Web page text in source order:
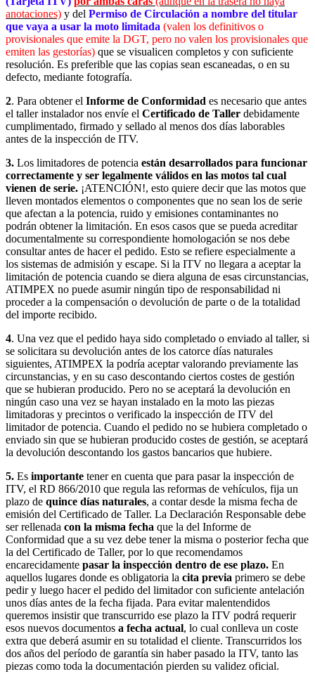
anotaciones) y del Permiso de Circulación a nombre del titular
que vaya a usar la moto limitada (valen los definitivos o
provisionales que emite la DGT, pero no valen los provisionales que
emiten las gestorías) que se visualicen completos y con suficiente
resolución. Es preferible que las copias sean escaneadas, o en su
defecto, mediante fotografía.
2. Para obtener el Informe de Conformidad es necesario que antes
el taller instalador nos envíe el Certificado de Taller debidamente
cumplimentado, firmado y sellado al menos dos días laborables
antes de la inspección de ITV.
3. Los limitadores de potencia están desarrollados para funcionar
correctamente y ser legalmente válidos en las motos tal cual
vienen de serie. ¡ATENCIÓN!, esto quiere decir que las motos que
lleven montados elementos o componentes que no sean los de serie
que afectan a la potencia, ruido y emisiones contaminantes no
podrán obtener la limitación. En esos casos que se pueda acreditar
documentalmente su correspondiente homologación se nos debe
consultar antes de hacer el pedido. Esto se refiere especialmente a
los sistemas de admisión y escape. Si la ITV no llegara a aceptar la
limitación de potencia cuando se diera alguna de esas circunstancias,
ATIMPEX no puede asumir ningún tipo de responsabilidad ni
proceder a la compensación o devolución de parte o de la totalidad
del importe recibido.
4. Una vez que el pedido haya sido completado o enviado al taller, si
se solicitara su devolución antes de los catorce días naturales
siguientes, ATIMPEX la podría aceptar valorando previamente las
circunstancias, y en su caso descontando ciertos costes de gestión
que se hubieran producido. Pero no se aceptará la devolución en
ningún caso una vez se hayan instalado en la moto las piezas
limitadoras y precintos o verificado la inspección de ITV del
limitador de potencia. Cuando el pedido no se hubiera completado o
enviado sin que se hubieran producido costes de gestión, se aceptará
la devolución descontando los gastos bancarios que hubiere.
5. Es importante tener en cuenta que para pasar la inspección de
ITV, el RD 866/2010 que regula las reformas de vehículos, fija un
plazo de quince días naturales, a contar desde la misma fecha de
emisión del Certificado de Taller. La Declaración Responsable debe
ser rellenada con la misma fecha que la del Informe de
Conformidad que a su vez debe tener la misma o posterior fecha que
la del Certificado de Taller, por lo que recomendamos
encarecidamente pasar la inspección dentro de ese plazo. En
aquellos lugares donde es obligatoria la cita previa primero se debe
pedir y luego hacer el pedido del limitador con suficiente antelación
unos días antes de la fecha fijada. Para evitar malentendidos
queremos insistir que transcurrido ese plazo la ITV podrá requerir
esos nuevos documentos a fecha actual, lo cual conlleva un coste
extra que deberá asumir en su totalidad el cliente. Transcurridos los
dos años del período de garantía sin haber pasado la ITV, tanto las
piezas como toda la documentación pierden su validez oficial.